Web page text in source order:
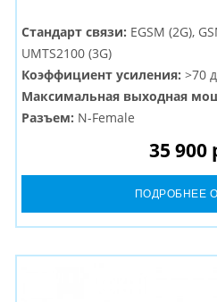
Стандарт связи: EGSM (2G),
UMTS2100 (3G)
Коэффициент усиления: >70
Максимальная выходная
Разъем: N-Female
35 900
ПОДРОБНЕЕ